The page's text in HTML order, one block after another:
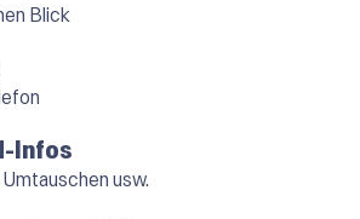
Blick
Infos
usw.